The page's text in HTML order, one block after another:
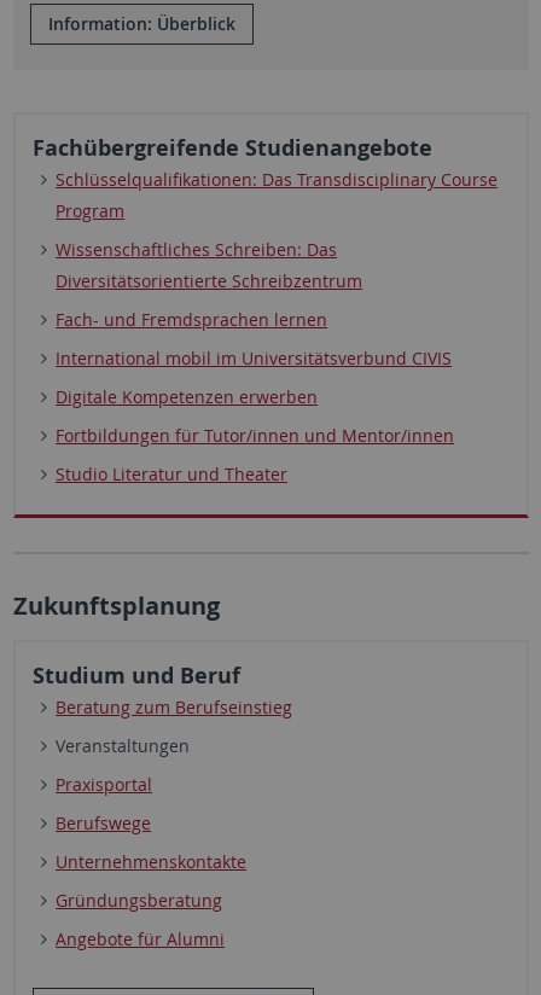
Information: Überblick
Fachübergreifende Studienangebote
Schlüsselqualifikationen: Das Transdisciplinary Course
Program
Wissenschaftliches Schreiben: Das
Diversitätsorientierte Schreibzentrum
Fach- und Fremdsprachen lernen
International mobil im Universitätsverbund CIVIS
Digitale Kompetenzen erwerben
Fortbildungen für Tutor/innen und Mentor/innen
Studio Literatur und Theater
Zukunftsplanung
Studium und Beruf
Beratung zum Berufseinstieg
Veranstaltungen
Praxisportal
Berufswege
Unternehmenskontakte
Gründungsberatung
Angebote für Alumni